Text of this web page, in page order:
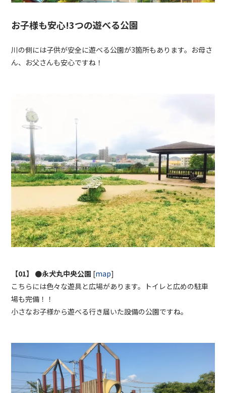
お子様も安心!3つの遊べる公園
川の側には子供が安全に遊べる公園が3箇所もあります。お母さ
ん、お父さんも安心ですね！
【01】 ●永犬丸中央公園 [map]
こちらには色々な遊具と広場があります。トイレと広めの駐車
場も完備！！
小さなお子様から遊べる行き届いた設備の公園ですね。